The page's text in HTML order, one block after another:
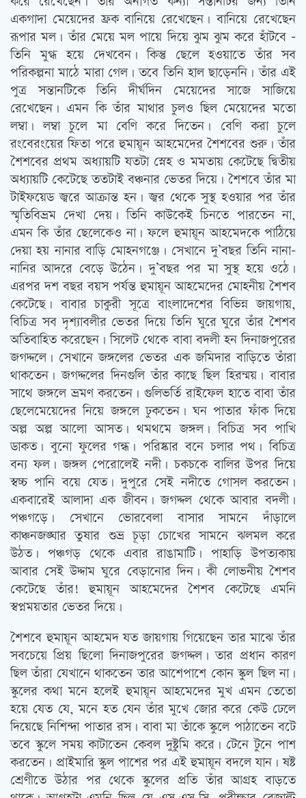
একগাদা মেয়েদের ফ্রক বানিয়ে রেখেছেন। বানিয়ে রেখেছেন
রূপার মল। তাঁর মেয়ে মল পায়ে দিয়ে ঝুম ঝুম করে হাঁটবে –
তিনি মুগ্ধ হয়ে দেখবেন। কিন্তু ছেলে হওয়াতে তাঁর সব
পরিকল্পনা মাঠে মারা গেল। তবে তিনি হাল ছাড়েননি। তাঁর এই
পুত্র সন্তানটিকে তিনি দীর্ঘদিন মেয়েদের সাজে সাজিয়ে
রেখেছেন। এমন কি তাঁর মাথার চুলও ছিল মেয়েদের মতো
লম্বা। লম্বা চুলে মা বেণি করে দিতেন। বেণি করা চুলে
রংবেরংয়ের ফিতা পরে হুমায়ূন আহমেদের শৈশবের শুরু। তাঁর
শৈশবের প্রথম অধ্যায়টি যতটা স্নেহ ও মমতায় কেটেছে দ্বিতীয়
অধ্যায়টি কেটেছে ততটাই বঞ্চনার ভেতর দিয়ে। শৈশবে তাঁর মা
টাইফয়েড জ্বরে আক্রান্ত হন। জ্বর থেকে সুস্থ হওয়ার পর তাঁর
স্মৃতিবিভ্রম দেখা দেয়। তিনি কাউকেই চিনতে পারতেন না,
এমন কি তাঁর ছেলেকেও না। ফলে হুমায়ূন আহমেদকে পাঠিয়ে
দেয়া হয় নানার বাড়ি মোহনগঞ্জে। সেখানে দু’বছর তিনি নানা-
নানির আদরে বেড়ে উঠেন। দু’বছর পর মা সুস্থ হয়ে ওঠে।
এরপর দশ বছর বয়স পর্যন্ত হুমায়ূন আহমেদের মোহনীয় শৈশব
কেটেছে। বাবার চাকুরী সূত্রে বাংলাদেশের বিভিন্ন জায়গায়,
বিচিত্র সব দৃশ্যাবলীর ভেতর দিয়ে তিনি ঘুরে ঘুরে তাঁর শৈশব
অতিবাহিত করেছেন। সিলেট থেকে বাবা বদলী হন দিনাজপুরের
জগদ্দলে। সেখানে জঙ্গলের ভেতর এক জমিদার বাড়িতে তাঁরা
থাকতেন। জগদ্দলের দিনগুলি তাঁর কাছে ছিল হিরন্ময়। বাবার
সাথে জঙ্গলে ভ্রমণ করতেন। গুলিভর্তি রাইফেল হাতে বাবা তাঁর
ছেলেমেয়েদের নিয়ে জঙ্গলে ঢুকতেন। ঘন পাতার ফাঁক দিয়ে
অল্প অল্প আলো আসত। থমথমে জঙ্গল। বিচিত্র সব পাখি
ডাকত। বুনো ফুলের গন্ধ। পরিষ্কার বনে চলার পথ। বিচিত্র
বন্য ফল। জঙ্গল পেরোলেই নদী। চকচকে বালির উপর দিয়ে
স্বচ্চ পানি বয়ে যেত। দুপুরে সেই নদীতে গোসল করতেন।
একবারেই আলাদা এক জীবন। জগদ্দল থেকে আবার বদলী।
পঞ্চগড়ে। সেখানে ভোরবেলা বাসার সামনে দাঁড়ালে
কাঞ্চনজঙ্ঘার তুষার শুভ্র চূড়া চোখের সামনে ঝলমল করে
উঠত। পঞ্চগড় থেকে এবার রাঙামাটি। পাহাড়ি উপত্যকায়
আবার সেই উদ্দাম ঘুরে বেড়ানোর দিন। কী লোভনীয় শৈশব
কেটেছে তাঁর! হুমায়ূন আহমেদের শৈশব কেটেছে এমনি
স্বপ্নময়তার ভেতর দিয়ে।
শৈশবে হুমায়ূন আহমেদ যত জায়গায় গিয়েছেন তার মাঝে তাঁর
সবচেয়ে প্রিয় ছিলো দিনাজপুরের জগদ্দল। তার প্রধান কারণ
ছিল তাঁরা যেখানে থাকতেন তার আশেপাশে কোন স্কুল ছিল না।
স্কুলের কথা মনে হলেই হুমায়ূন আহমেদের মুখ এমন তেতো
হয়ে যেত যে, মনে হত যেন তাঁর মুখে জোর করে কেউ ঢেলে
দিয়েছে নিশিন্দা পাতার রস। বাবা মা তাঁকে স্কুলে পাঠাতেন বটে
তবে স্কুলে সময় কাটাতেন কেবল দুষ্টুমি করে। টেনে টুনে পাশ
করতেন। প্রাইমারি স্কুল পাশের পর এই হুমায়ূন বদলে যান। ষষ্ট
শ্রেণীতে উঠার পর থেকে স্কুলের প্রতি তাঁর আগ্রহ বাড়তে